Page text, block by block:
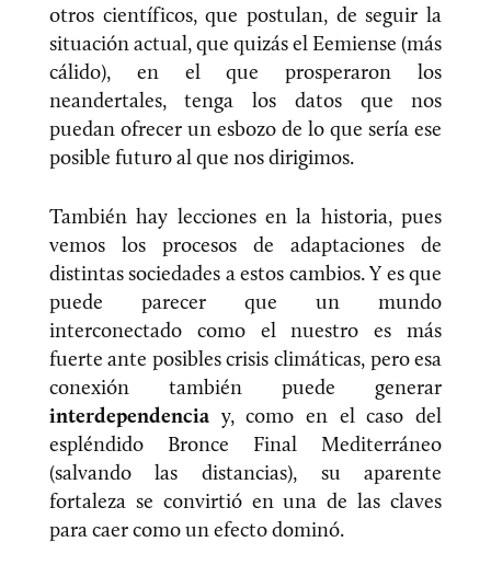
otros científicos, que postulan, de seguir la
situación actual, que quizás el Eemiense (más
cálido), en el que prosperaron los
neandertales, tenga los datos que nos
puedan ofrecer un esbozo de lo que sería ese
posible futuro al que nos dirigimos.
También hay lecciones en la historia, pues
vemos los procesos de adaptaciones de
distintas sociedades a estos cambios. Y es que
puede parecer que un mundo
interconectado como el nuestro es más
fuerte ante posibles crisis climáticas, pero esa
conexión también puede generar
interdependenciay, como en el caso del
espléndido Bronce Final Mediterráneo
(salvando las distancias), su aparente
fortaleza se convirtió en una de las claves
para caer como un efecto dominó.